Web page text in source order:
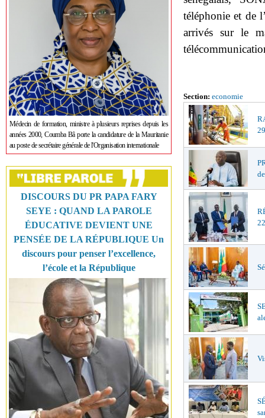
Médecin de formation, ministre à plusieurs reprises depuis les
années 2000, Coumba Bâ porte la candidature de la Mauritanie
au poste de secrétaire générale de l'Organisation internationale
DISCOURS DU PR PAPA FARY
SEYE : QUAND LA PAROLE
ÉDUCATIVE DEVIENT UNE
PENSÉE DE LA RÉPUBLIQUE Un
discours pour penser l’excellence,
l’école et la République
téléphonie et de
arrivés sur le
Section: economie